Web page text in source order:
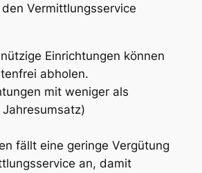
Vermittlungsservice
Einrichtungen können
abholen.
mit weniger als
fällt eine geringe Vergütung
an, damit